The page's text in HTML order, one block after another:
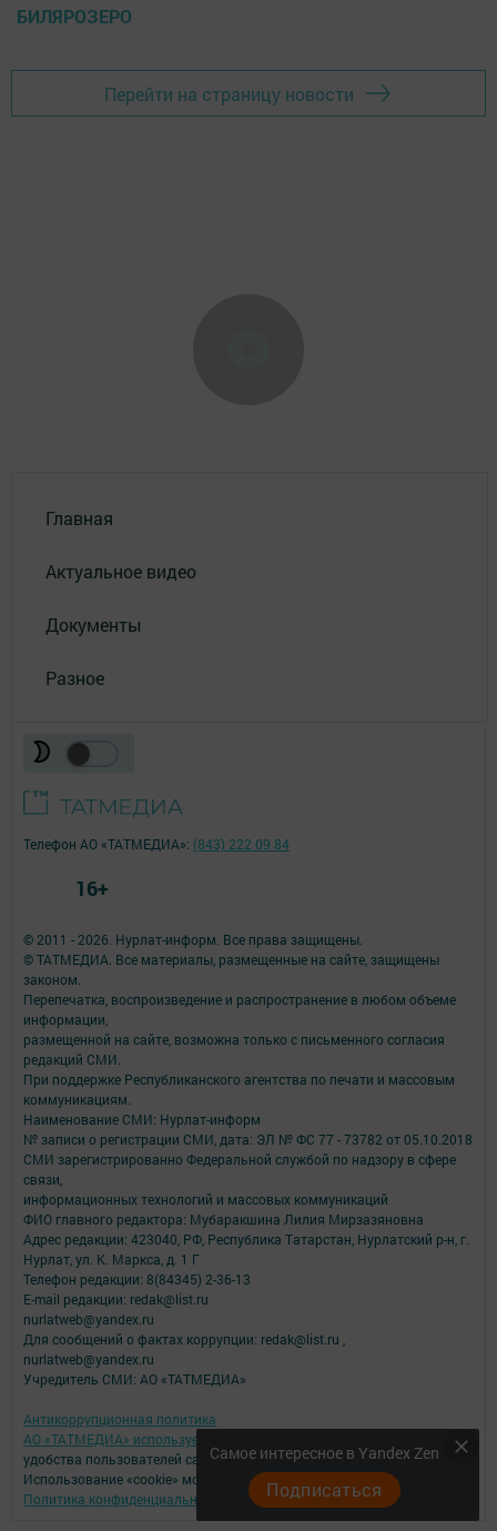
БИЛЯРОЗЕРО
Перейти на страницу новости
Главная
Актуальное видео
Документы
Разное
Самое интересное в Yandex Zen
Подписаться
© 2011 - 2026. Нурлат-⁠информ. Все права защищены.
© ТАТМЕДИА. Все материалы, размещенные на сайте, защищены
законом.
Перепечатка, воспроизведение и распространение в любом объеме
информации,
размещенной на сайте, возможна только с письменного согласия
редакций СМИ.
При поддержке Республиканского агентства по печати и массовым
коммуникациям.
Наименование СМИ: Нурлат-⁠информ
№ записи о регистрации СМИ, дата: ЭЛ № ФС 77 -⁠ 73782 от 05.10.2018
СМИ зарегистрированно Федеральной службой по надзору в сфере
связи,
информационных технологий и массовых коммуникаций
ФИО главного редактора: Мубаракшина Лилия Мирзазяновна
Адрес редакции: 423040, РФ, Республика Татарстан, Нурлатский р-н, г.
Нурлат, ул. К. Маркса, д. 1 Г
Телефон редакции: 8(84345) 2-36-13
E-mail редакции: redak@list.ru
nurlatweb@yandex.ru
Для сообщений о фактах коррупции: redak@list.ru ,
nurlatweb@yandex.ru
Учредитель СМИ: АО «ТАТМЕДИА»
Антикоррупционная политика
АО «ТАТМЕДИА» использует «cookie»
для персонализации сервисов и
удобства пользователей сайтом.
Использование «cookie» можно отменить в настройках браузера.
Политика конфиденциальности
Телефон АО «ТАТМЕДИА»: (843) 222 09 84
16+